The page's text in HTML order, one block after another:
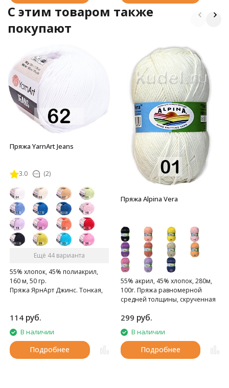
C этим товаром также
покупают
Пряжа YarnArt Jeans
3.0 (2)
Ещё 44 варианта
55% хлопок, 45% полиакрил,
160 м, 50 гр.
Пряжа ЯрнАрт Джинс. Тонкая,
мягкая, слегка бархатистая
ощупь.
114 руб.
В наличии
Подробнее
Пряжа Alpina Vera
55% акрил, 45% хлопок, 280м,
100г. Пряжа равномерной
средней толщины, скрученная
299 руб.
В наличии
Подробнее